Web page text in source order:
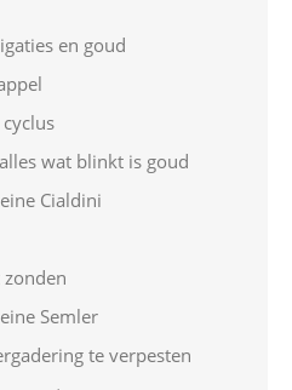
en goud
wat blinkt is goud
Cialdini
Semler
te verpesten